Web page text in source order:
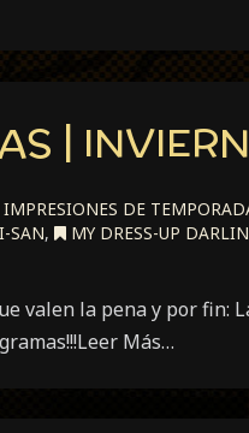
|
IMPRESIONES DE
SAN, MY DRESS-UP
valen la pena y por fin:
Más…